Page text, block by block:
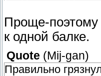
Проще-поэтому
к одной балке.
Quote (Mij-gan)
Правильно